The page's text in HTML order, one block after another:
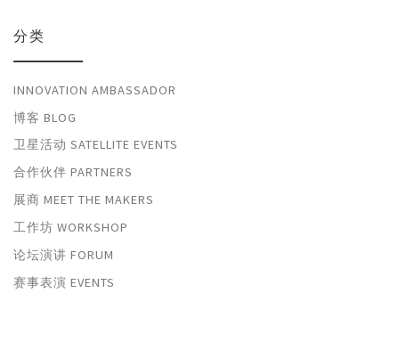
分类
INNOVATION AMBASSADOR
博客 BLOG
卫星活动 SATELLITE EVENTS
合作伙伴 PARTNERS
展商 MEET THE MAKERS
工作坊 WORKSHOP
论坛演讲 FORUM
赛事表演 EVENTS